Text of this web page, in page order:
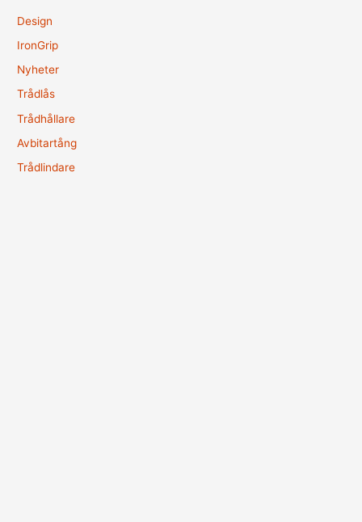
Design
IronGrip
Nyheter
Trådlås
Trådhållare
Avbitartång
Trådlindare